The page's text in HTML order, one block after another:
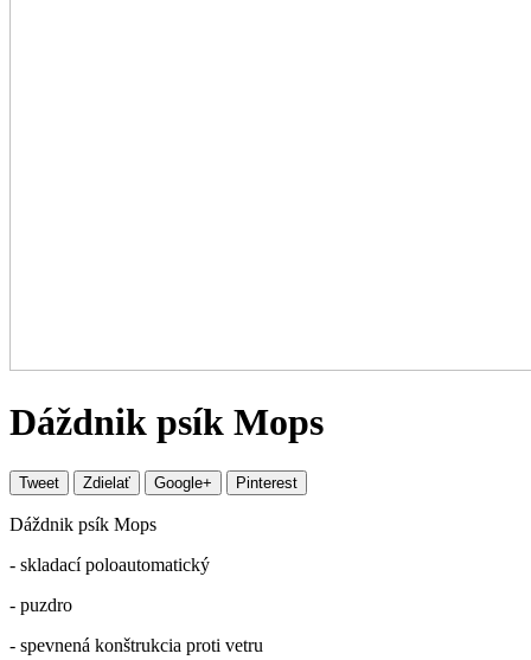
Dáždnik psík Mops
Tweet Zdielať Google+ Pinterest
Dáždnik psík Mops
- skladací poloautomatický
- puzdro
- spevnená konštrukcia proti vetru